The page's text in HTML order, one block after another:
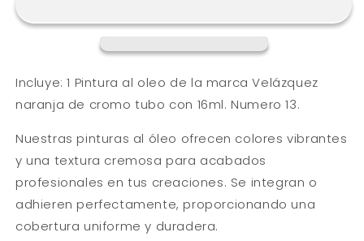
Incluye: 1 Pintura al oleo de la marca Velázquez
naranja de cromo tubo con 16ml. Numero 13.
Nuestras pinturas al óleo ofrecen colores vibrantes
y una textura cremosa para acabados
profesionales en tus creaciones. Se integran o
adhieren perfectamente, proporcionando una
cobertura uniforme y duradera.